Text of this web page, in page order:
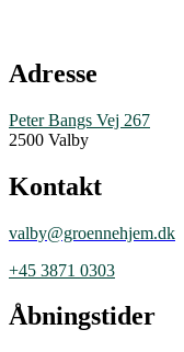
Adresse
Peter Bangs Vej 267
2500 Valby
Kontakt
valby@groennehjem.dk
+45 3871 0303
Åbningstider